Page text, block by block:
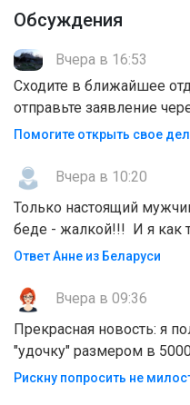
Обсуждения
Вчера в 16:53
Сходите в ближайшее
отправьте заявление
Помогите открыть свое
Вчера в 10:20
Только настоящий
беде - жалкой!!! И я как
Ответ Анне из Беларуси
Вчера в 09:36
Прекрасная новость: я
"удочку" размером в
Рискну попросить не